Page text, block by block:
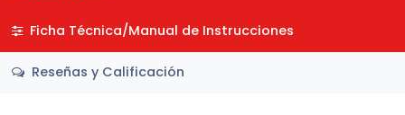
Ficha Técnica/Manual de Instrucciones
Reseñas y Calificación